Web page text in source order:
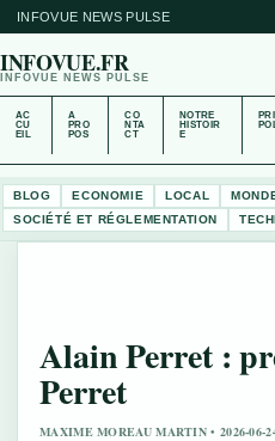
INFOVUE NEWS PULSE
INFOVUE.FR
INFOVUE NEWS PULSE
AC
CU
EIL
A
PRO
POS
CO
NTA
CT
NOTRE
HISTOIR
E
BLOG ECONOMIE LOCAL
SOCIÉTÉ ET RÉGLEMENTATION
Alain Perret :
Perret
MAXIME MOREAU MARTIN • 2026-06-